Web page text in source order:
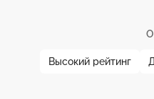
Высокий рейтинг